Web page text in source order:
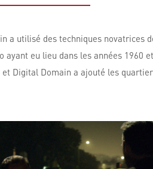
a utilisé des techniques novatrices
ayant eu lieu dans les années 1960
et Digital Domain a ajouté les